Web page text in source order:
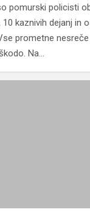
pomurski policisti
kaznivih dejanj in
prometne
Na…